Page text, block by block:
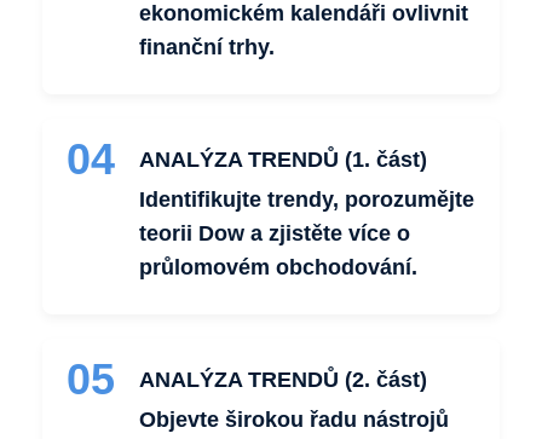
ekonomickém kalendáři ovlivnit
finanční trhy.
04
ANALÝZA TRENDŮ (1. část)
Identifikujte trendy, porozumějte
teorii Dow a zjistěte více o
průlomovém obchodování.
05
ANALÝZA TRENDŮ (2. část)
Objevte širokou řadu nástrojů